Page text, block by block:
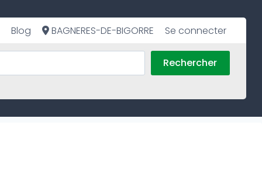
Blog BAGNERES-DE-BIGORRE Se connecter
Rechercher